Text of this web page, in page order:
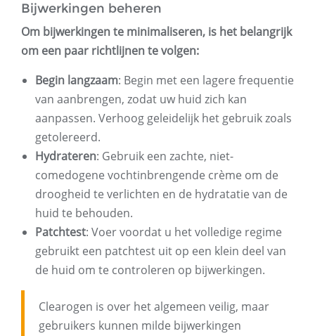
Bijwerkingen beheren
Om bijwerkingen te minimaliseren, is het belangrijk
om een ​​paar richtlijnen te volgen:
Begin langzaam: Begin met een lagere frequentie
van aanbrengen, zodat uw huid zich kan
aanpassen. Verhoog geleidelijk het gebruik zoals
getolereerd.
Hydrateren: Gebruik een zachte, niet-
comedogene vochtinbrengende crème om de
droogheid te verlichten en de hydratatie van de
huid te behouden.
Patchtest: Voer voordat u het volledige regime
gebruikt een patchtest uit op een klein deel van
de huid om te controleren op bijwerkingen.
Clearogen is over het algemeen veilig, maar
gebruikers kunnen milde bijwerkingen